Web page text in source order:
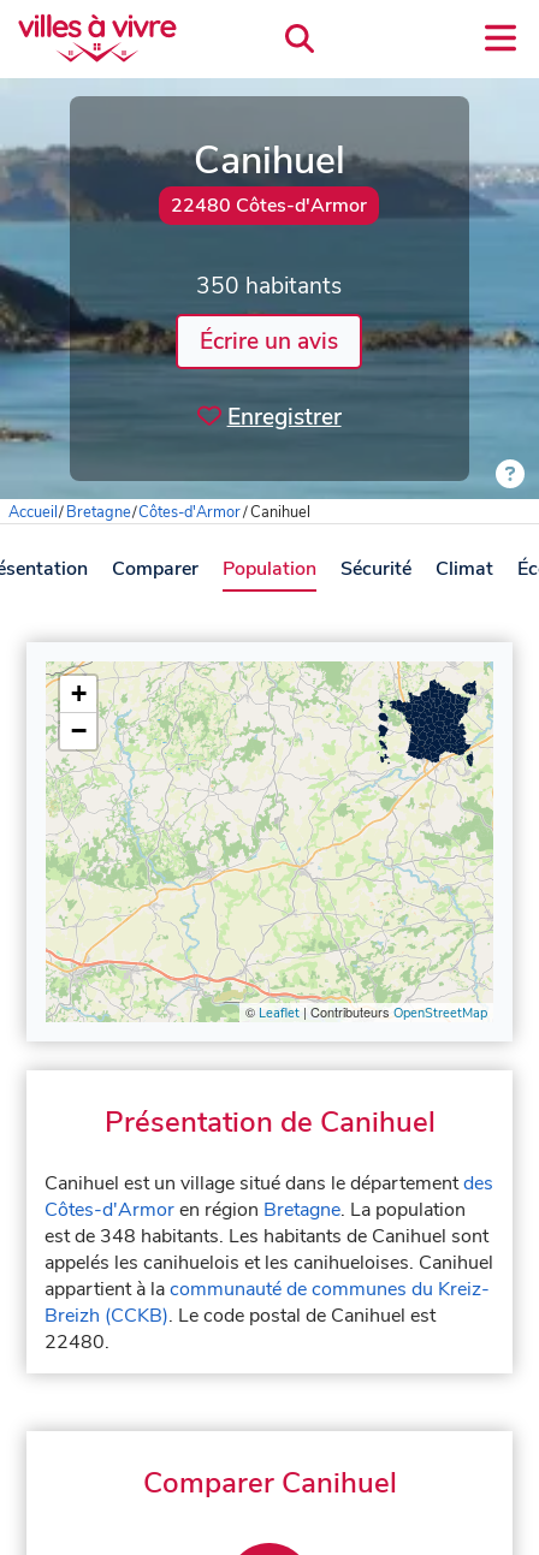
Canihuel
22480 Côtes-d'Armor
350 habitants
Écrire un avis
Enregistrer
Accueil/Bretagne/Côtes-d'Armor/Canihuel
Comparer Population Sécurité Climat
+
−
© Leaflet| Contributeurs OpenStreetMap
Présentation de Canihuel
Canihuel est un village situé dans le départementdes
Côtes-d'Armoren région Bretagne. La population
est de 348 habitants. Les habitants de Canihuel sont
appelés les canihuelois et les canihueloises. Canihuel
appartient à lacommunauté de communes du Kreiz-
Breizh (CCKB). Le code postal de Canihuel est
22480.
Comparer Canihuel